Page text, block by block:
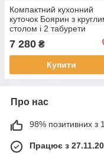
Компактний кухонний
куточок Боярин з
столом і 2 табурети
Екошкіра Бордо
7 280 ₴
Купити
Про нас
98% позитивних з
Працює з